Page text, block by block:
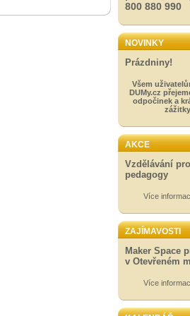
800 880 990
NOVINKY
Prázdniny!
Všem
DUMy.cz
odpočinek a
AKCE
Vzdělávání pro
pedagogy
Více
ZAJÍMAVOSTI
Maker Space
v Otevřeném
Více